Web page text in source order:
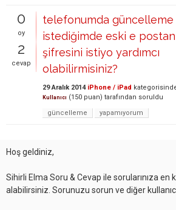
0
oy
2
cevap
telefonumda güncelleme
istediğimde eski e
şifresini istiyo yardımcı
olabilirmisiniz?
29 Aralık 2014 iPhone / iPad
Kullanıcı (150 puan) tarafından soruldu
güncelleme
yapamıyorum
Hoş geldiniz,
Sihirli Elma Soru & Cevap ile sorularınıza en
alabilirsiniz. Sorunuzu sorun ve diğer